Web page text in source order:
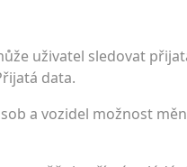
uživatel sledovat
data.
a vozidel možnost